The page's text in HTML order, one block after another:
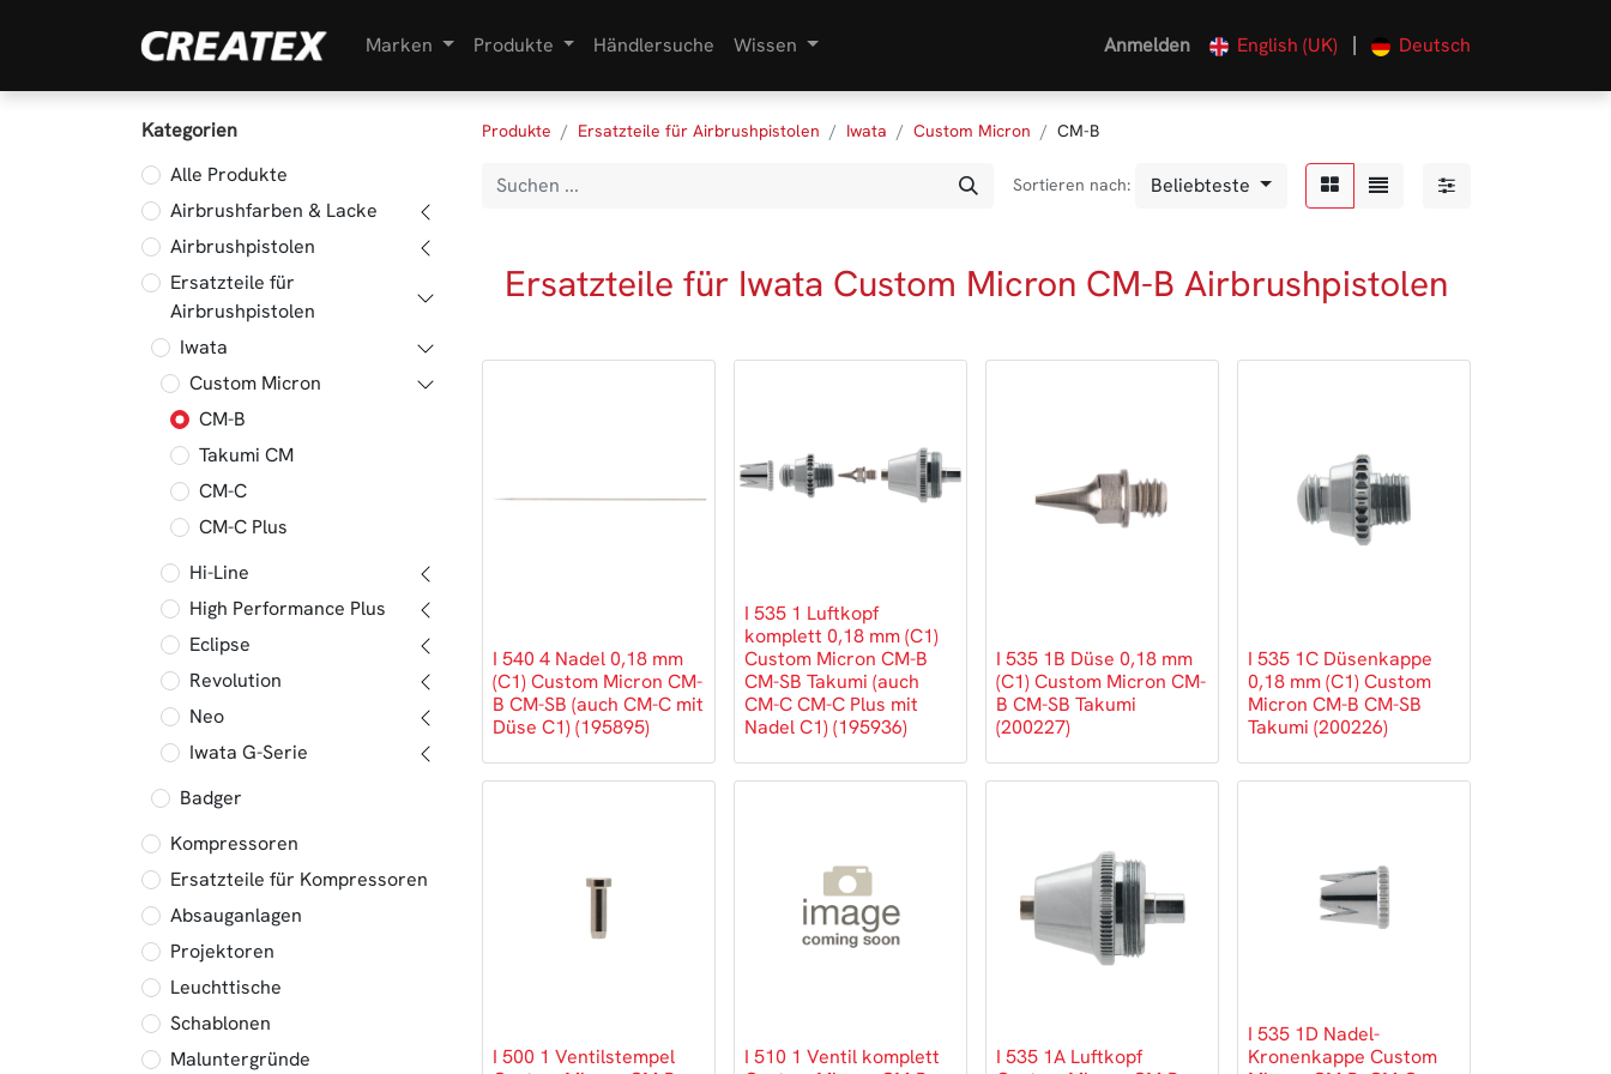
Marken Produkte Händlersuche Wissen Anmelden English (UK) | Deutsch
Kategorien
Alle Produkte
Airbrushfarben & Lacke
Airbrushpistolen
Ersatzteile für
Airbrushpistolen
Iwata
Custom Micron
CM-B
Takumi CM
CM-C
CM-C Plus
Hi-Line
High Performance Plus
Eclipse
Revolution
Neo
Iwata G-Serie
Badger
Kompressoren
Ersatzteile für Kompressoren
Absauganlagen
Projektoren
Leuchttische
Schablonen
Maluntergründe
Produkte Ersatzteile für Airbrushpistolen Iwata Custom Micron CM-B
Sortieren nach: Beliebteste
Ersatzteile für Iwata Custom Micron CM-B Airbrushpistolen
I 540 4 Nadel 0,18 mm
(C1) Custom Micron CM-
B CM-SB (auch CM-C mit
Düse C1) (195895)
I 535 1 Luftkopf
komplett 0,18 mm (C1)
Custom Micron CM-B
CM-SB Takumi (auch
CM-C CM-C Plus mit
Nadel C1) (195936)
I 535 1B Düse 0,18 mm
(C1) Custom Micron CM-
B CM-SB Takumi
(200227)
I 535 1C Düsenkappe
0,18 mm (C1) Custom
Micron CM-B CM-SB
Takumi (200226)
I 500 1 Ventilstempel
I 510 1 Ventil komplett
I 535 1A Luftkopf
I 535 1D Nadel-
Kronenkappe Custom